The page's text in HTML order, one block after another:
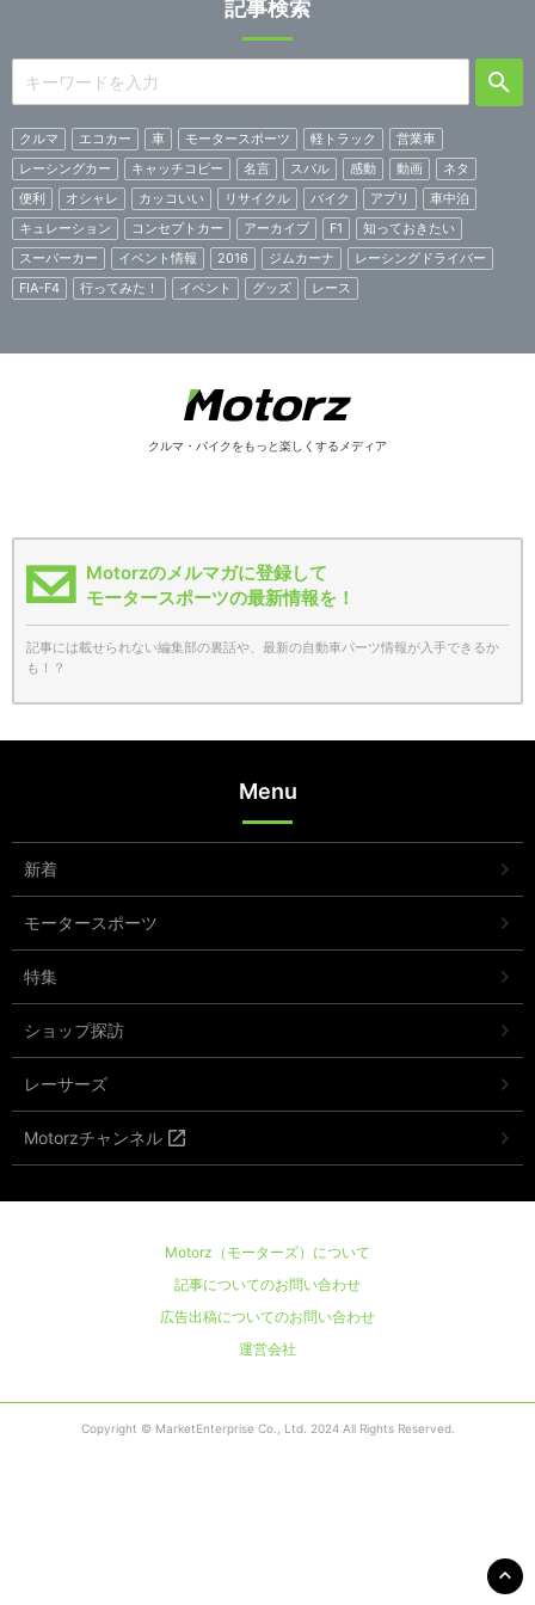
記事検索
クルマ エコカー 車 モータースポーツ 軽トラック
営業車
レーシングカー
キャッチコピー 名言 スバル 感動 動画
ネタ
便利
オシャレ カッコいい リサイクル バイク アプリ
車中泊
キュレーション
コンセプトカー アーカイブ F1
知っておきたい
スーパーカー
イベント情報 2016 ジムカーナ
レーシングドライバー
FIA-F4
行ってみた！ イベント グッズ レース
クルマ・バイクをもっと楽しくするメディア
Motorzのメルマガに登録して
モータースポーツの最新情報を！
記事には載せられない編集部の裏話や、最新の自動車パーツ情報が入手できるか
も！？
Menu
新着
モータースポーツ
特集
ショップ探訪
レーサーズ
Motorzチャンネル
Motorz（モーターズ）について
記事についてのお問い合わせ
広告出稿についてのお問い合わせ
運営会社
Copyright © MarketEnterprise Co., Ltd. 2024 All Rights Reserved.